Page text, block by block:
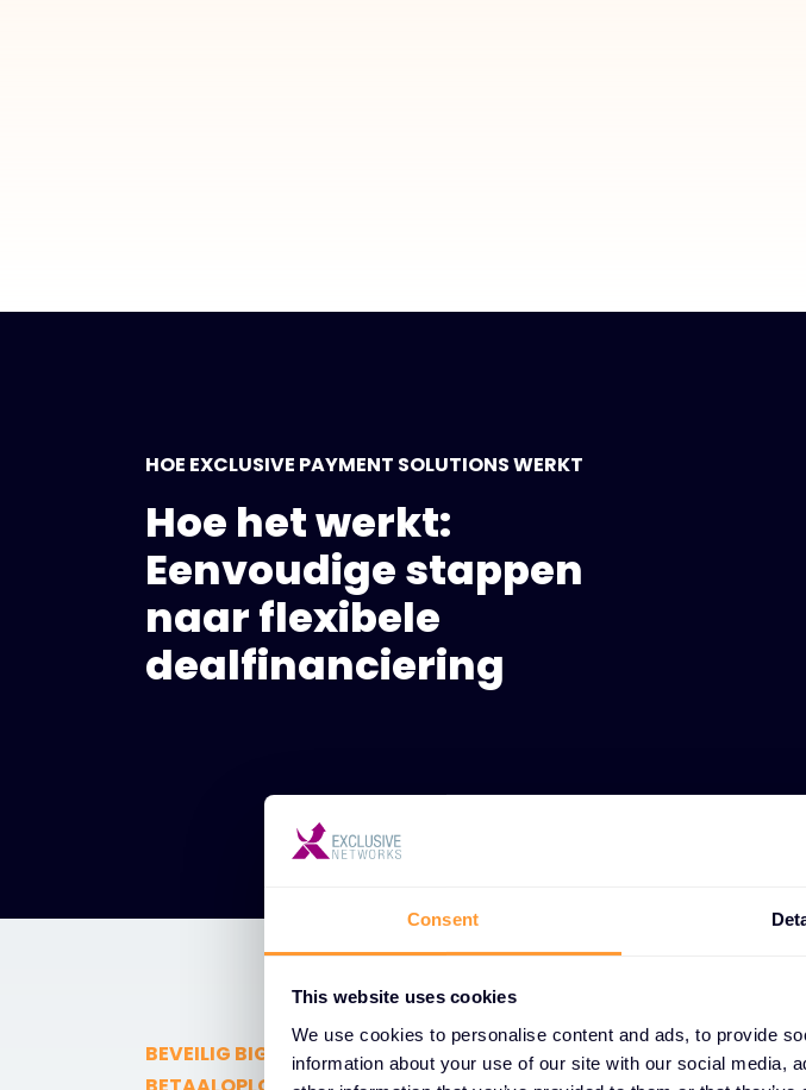
Consent
This website uses cookies
We use cookies to personalise content and ads, to provide
information about your use of our site with our social media,
HOE EXCLUSIVE PAYMENT SOLUTIONS WERKT
Hoe het werkt:
Eenvoudige stappen
naar flexibele
dealfinanciering
BEVEILIG BIG BUSINESS MET EXCLUSIEVE